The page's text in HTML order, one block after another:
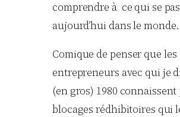
comprendre à ce qui se
aujourd’hui dans le monde.
Comique de penser que les
entrepreneurs avec qui je
(en gros) 1980
blocages rédhibitoires qui